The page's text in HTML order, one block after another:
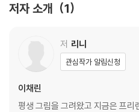
설정 및 멀티태스킹 알아보기
아이패드 및 애플펜슬 설정
화면 분할을 이용한 멀티태스킹
스테이지 매니저를 이용한 멀티태스킹
저자 소개 1
저 리니
관심작가 알림신청
이채린
평생 그림을 그려왔고 지금은 프